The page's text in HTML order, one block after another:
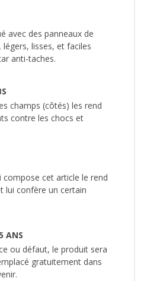
avec des panneaux de
légers, lisses, et faciles
anti-taches.
champs (côtés) les rend
contre les chocs et
compose cet article le rend
lui confère un certain
ANS
ou défaut, le produit sera
gratuitement dans